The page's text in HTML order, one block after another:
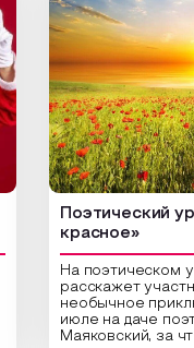
Поэтический
красное»
На поэтическом
расскажет
необычное
июле на даче
Маяковский, за